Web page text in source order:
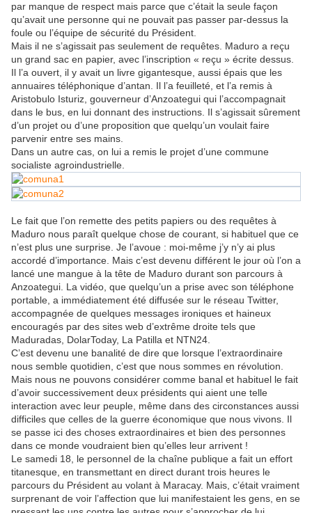
par manque de respect mais parce que c’était la seule façon
qu’avait une personne qui ne pouvait pas passer par-dessus la
foule ou l’équipe de sécurité du Président.
Mais il ne s’agissait pas seulement de requêtes. Maduro a reçu
un grand sac en papier, avec l’inscription « reçu » écrite dessus.
Il l’a ouvert, il y avait un livre gigantesque, aussi épais que les
annuaires téléphonique d’antan. Il l’a feuilleté, et l’a remis à
Aristobulo Isturiz, gouverneur d’Anzoategui qui l’accompagnait
dans le bus, en lui donnant des instructions. Il s’agissait sûrement
d’un projet ou d’une proposition que quelqu’un voulait faire
parvenir entre ses mains.
Dans un autre cas, on lui a remis le projet d’une commune
socialiste agroindustrielle.
Le fait que l’on remette des petits papiers ou des requêtes à
Maduro nous paraît quelque chose de courant, si habituel que ce
n’est plus une surprise. Je l’avoue : moi-même j’y n’y ai plus
accordé d’importance. Mais c’est devenu différent le jour où l’on a
lancé une mangue à la tête de Maduro durant son parcours à
Anzoategui. La vidéo, que quelqu’un a prise avec son téléphone
portable, a immédiatement été diffusée sur le réseau Twitter,
accompagnée de quelques messages ironiques et haineux
encouragés par des sites web d’extrême droite tels que
Maduradas, DolarToday, La Patilla et NTN24.
C’est devenu une banalité de dire que lorsque l’extraordinaire
nous semble quotidien, c’est que nous sommes en révolution.
Mais nous ne pouvons considérer comme banal et habituel le fait
d’avoir successivement deux présidents qui aient une telle
interaction avec leur peuple, même dans des circonstances aussi
difficiles que celles de la guerre économique que nous vivons. Il
se passe ici des choses extraordinaires et bien des personnes
dans ce monde voudraient bien qu’elles leur arrivent !
Le samedi 18, le personnel de la chaîne publique a fait un effort
titanesque, en transmettant en direct durant trois heures le
parcours du Président au volant à Maracay. Mais, c’était vraiment
surprenant de voir l’affection que lui manifestaient les gens, en se